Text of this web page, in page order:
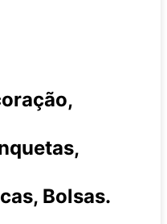
Bolsas.